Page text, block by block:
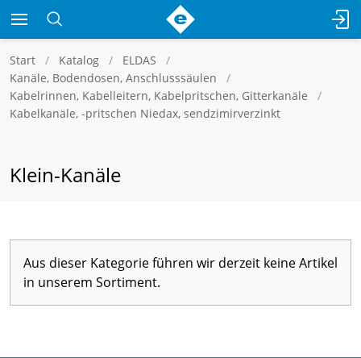
Start Katalog
ELDAS
Kanäle, Bodendosen, Anschlusssäulen
Kabelrinnen, Kabelleitern, Kabelpritschen, Gitterkanäle
Kabelkanäle, -pritschen Niedax, sendzimirverzinkt
Klein-Kanäle
Aus dieser Kategorie führen wir derzeit keine Artikel
in unserem Sortiment.